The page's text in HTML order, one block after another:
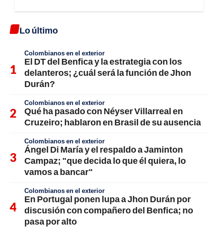
Lo último
Colombianos en el exterior
El DT del Benfica y la estrategia con los
delanteros; ¿cuál será la función de Jhon
Durán?
Colombianos en el exterior
Qué ha pasado con Néyser Villarreal en
Cruzeiro; hablaron en Brasil de su ausencia
Colombianos en el exterior
Ángel Di María y el respaldo a Jaminton
Campaz; "que decida lo que él quiera, lo
vamos a bancar"
Colombianos en el exterior
En Portugal ponen lupa a Jhon Durán por
discusión con compañero del Benfica; no
pasa por alto